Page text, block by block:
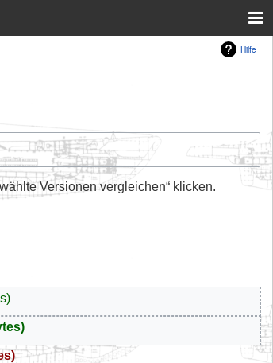
Hilfe
Versionen vergleichen“ klicken.